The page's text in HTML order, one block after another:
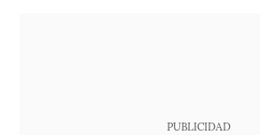
PUBLICIDAD